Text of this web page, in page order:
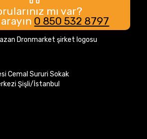
mı var?
0 850 532 8797
Cemal Sururi Sokak
Şişli/İstanbul